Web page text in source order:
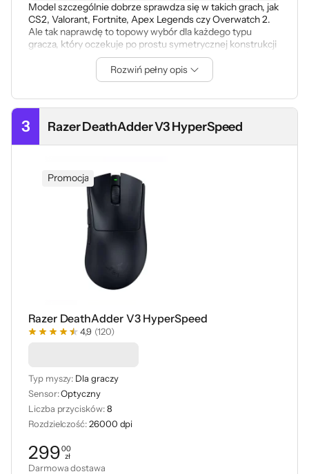
Model szczególnie dobrze sprawdza się w takich grach, jak
CS2, Valorant, Fortnite, Apex Legends czy Overwatch 2.
Ale tak naprawdę to topowy wybór dla każdego typu
gracza, który oczekuje po prostu symetrycznej konstrukcji
o optymalnych parametrach.Zaletą jest połączenie
lekkości, solidnej jakości wykonania i bezprzewodowej
łączności LIGHTSPEED. To mysz, którą łatwo polecić
zamaszyste ruchy na dużej podkładce i preferującym
prosty kształt obudowy.
Rozwiń pełny opis
3 Razer DeathAdder V3 HyperSpeed
Promocja
Razer DeathAdder V3 HyperSpeed
4,9 (120)
Typ myszy: Dla graczy
Sensor:Optyczny
Liczba przycisków: 8
Rozdzielczość:26000 dpi
Cena: 299,00 zł
29900
zł
Darmowa dostawa